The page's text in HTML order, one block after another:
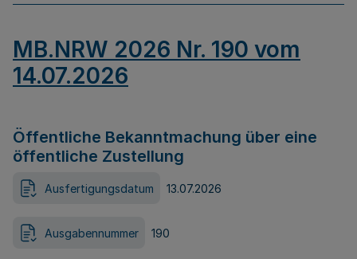
MB.NRW 2026 Nr. 190 vom
14.07.2026
Öffentliche Bekanntmachung über eine
öffentliche Zustellung
Ausfertigungsdatum 13.07.2026
Ausgabennummer 190